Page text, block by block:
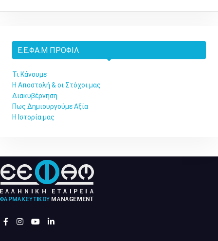
Ε.Ε.ΦΑ.Μ ΠΡΟΦΊΛ
Τι Κάνουμε
Η Αποστολή & οι Στόχοι μας
Διακυβέρνηση
Πως Δημιουργούμε Αξία
Η Ιστορία μας